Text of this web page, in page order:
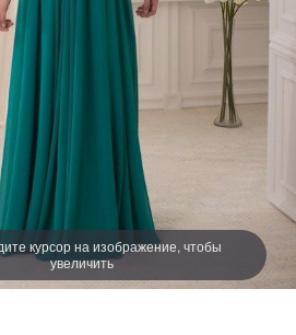
курсор на изображение, чтобы
увеличить